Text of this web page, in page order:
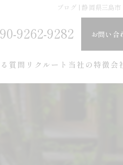
ブログ | 静岡県三島
9262-9282 お問い合
質問 リクルート 当社の特徴会